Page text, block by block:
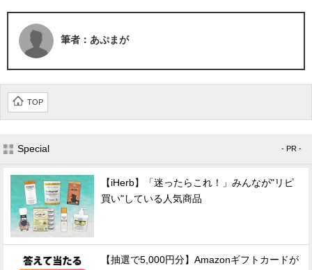
筆者：あぷまが
TOP
Special - PR -
【iHerb】「迷ったらこれ！」みんなが"リピ
買い"している人気商品
【抽選で5,000円分】Amazonギフトカードが